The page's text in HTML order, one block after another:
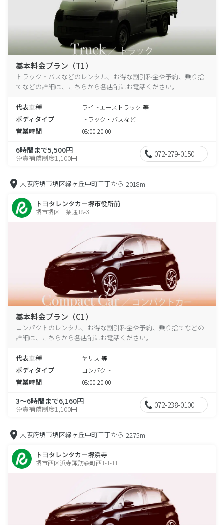
基本料金プラン（T1）
トラック・バスなどのレンタル、お得な割引料金や予約、乗り捨
てなどの詳細は、こちらから各店舗にお電話ください。
代表車種 ライトエーストラック 等
ボディタイプ トラック・バスなど
営業時間 08:00-20:00
6時間まで5,500円
免責補償制度1,100円 072-279-0150
大阪府堺市堺区緑ヶ丘中町三丁から 2018m
トヨタレンタカー堺市役所前
堺市堺区一条通18-3
基本料金プラン（C1）
コンパクトのレンタル、お得な割引料金や予約、乗り捨てなどの
詳細は、こちらから各店舗にお電話ください。
代表車種 ヤリス 等
ボディタイプ コンパクト
営業時間 08:00-20:00
3～6時間まで6,160円
免責補償制度1,100円 072-238-0100
大阪府堺市堺区緑ヶ丘中町三丁から 2275m
トヨタレンタカー堺浜寺
堺市西区浜寺諏訪森町西1-1-11